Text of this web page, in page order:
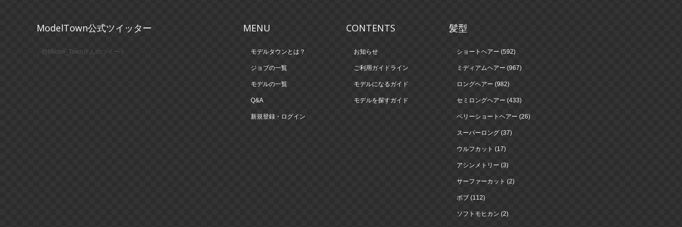
ModelTown公式ツイッター
@Model_Townさんのツイート
MENU
モデルタウンとは？
ジョブの一覧
モデルの一覧
Q&A
新規登録・ログイン
CONTENTS
お知らせ
ご利用ガイドライン
モデルになるガイド
モデルを探すガイド
髪型
ショートヘアー (592)
ミディアムヘアー (967)
ロングヘアー (982)
セミロングヘアー (433)
ベリーショートヘアー (26)
スーパーロング (37)
ウルフカット (17)
アシンメトリー (3)
サーファーカット (2)
ボブ (112)
ソフトモヒカン (2)